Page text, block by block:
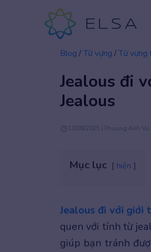
Blog /Từ vựng /Từ vựng
Jealous đi
Jealous
10/08/2025 | Phuong Anh Vu
Mục lục hiện
Jealous đi với giới
quen với tính từ
giúp bạn tránh